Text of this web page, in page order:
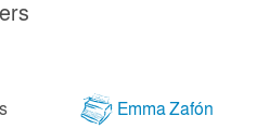
Emma Zafón